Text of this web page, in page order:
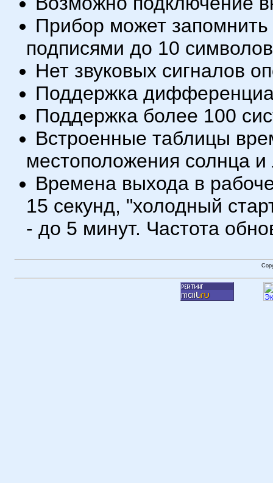
Прибор может запомнить
подписями до 10
Нет звуковых сигналов
Поддержка
Поддержка более 100
Встроенные таблицы
местоположения солнца
Времена выхода в
15 секунд, "холодный
- до 5 минут. Частота